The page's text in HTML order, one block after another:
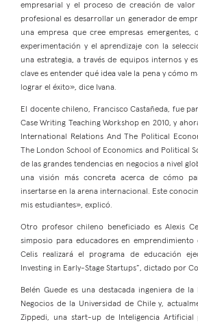
empresarial y el proceso de creación de
profesional es desarrollar un generador de
una empresa que cree empresas
experimentación y el aprendizaje con la
una estrategia, a través de equipos internos y
clave es entender qué idea vale la pena y cómo
lograr el éxito», dice Ivana.
El docente chileno, Francisco Castañeda, fue
Case Writing Teaching Workshop en 2010, y
International Relations And The Political
The London School of Economics and Political
de las grandes tendencias en negocios a nivel
una visión más concreta acerca de cómo
insertarse en la arena internacional. Este
mis estudiantes», explicó.
Otro profesor chileno beneficiado es Alexis
simposio para educadores en emprendimiento
Celis realizará el programa de educación
Investing in Early-Stage Startups”, dictado por
Belén Guede es una destacada ingeniera de
Negocios de la Universidad de Chile y,
Zippedi, una start-up de Inteligencia